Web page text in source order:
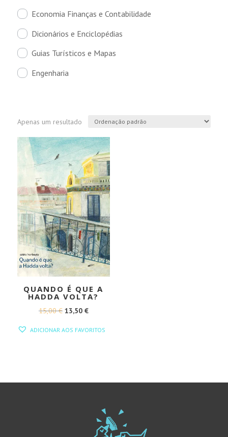
Economia Finanças e Contabilidade
Dicionários e Enciclopédias
Guias Turísticos e Mapas
Engenharia
Apenas um resultado
QUANDO É QUE A
HADDA VOLTA?
15,00€ O
13,50 €O
ADICIONAR AOS FAVORITOS